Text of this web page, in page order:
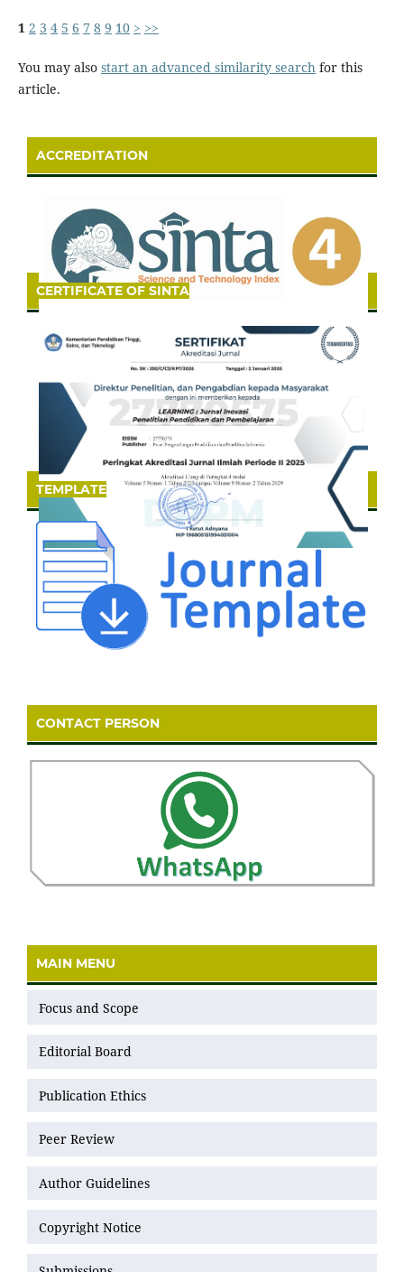
1 2 3 4 5 6 7 8 9 10 > >>
You may also start an advanced similarity searchfor this
article.
ACCREDITATION
CERTIFICATE OF SINTA
TEMPLATE
CONTACT PERSON
MAIN MENU
Focus and Scope
Editorial Board
Publication Ethics
Peer Review
Author Guidelines
Copyright Notice